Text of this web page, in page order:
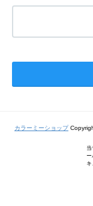
カラーミーショップ
ー